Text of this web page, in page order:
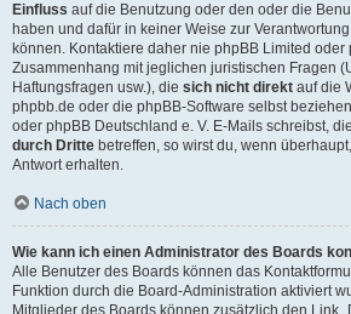
Einfluss auf die Benutzung oder den oder die
haben und dafür in keiner Weise zur
können. Kontaktiere daher nie phpBB Limited oder
Zusammenhang mit jeglichen juristischen Fragen
Haftungsfragen usw.), die sich nicht direkt auf die
phpbb.de oder die phpBB-Software selbst
oder phpBB Deutschland e. V. E-Mails schreibst,
durch Dritte betreffen, so wirst du, wenn
Antwort erhalten.
Nach oben
Wie kann ich einen Administrator des Boards
Alle Benutzer des Boards können das
Funktion durch die Board-Administration aktiviert
Mitglieder des Boards können zusätzlich den Link